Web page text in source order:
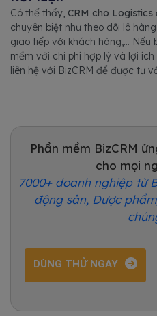
Có thể thấy, CRM cho Logistics
chuyên biệt như theo dõi lô
giao tiếp với khách hàng,...
mềm với chi phí hợp lý và lợi
liên hệ với BizCRM để được tư
Phần mềm BizCRM
cho mọi
7000+ doanh nghiệp từ
động sản, Dược
DÙNG THỬ NGAY